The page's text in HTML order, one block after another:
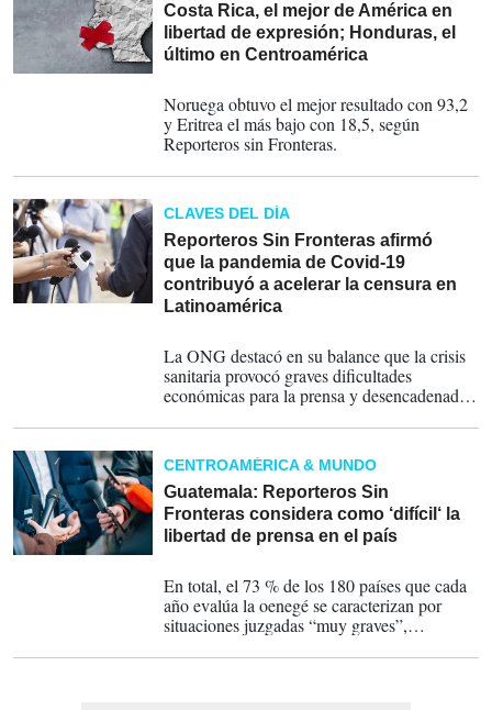
Costa Rica, el mejor de América en
libertad de expresión; Honduras, el
último en Centroamérica
Noruega obtuvo el mejor resultado con 93,2
y Eritrea el más bajo con 18,5, según
Reporteros sin Fronteras.
CLAVES DEL DÍA
Reporteros Sin Fronteras afirmó
que la pandemia de Covid-19
contribuyó a acelerar la censura en
Latinoamérica
La ONG destacó en su balance que la crisis
sanitaria provocó graves dificultades
económicas para la prensa y desencadenado
información
CENTROAMÉRICA & MUNDO
Guatemala: Reporteros Sin
Fronteras considera como ‘difícil‘ la
libertad de prensa en el país
En total, el 73 % de los 180 países que cada
año evalúa la oenegé se caracterizan por
situaciones juzgadas “muy graves”,
libertad de los periodistas a la hora de